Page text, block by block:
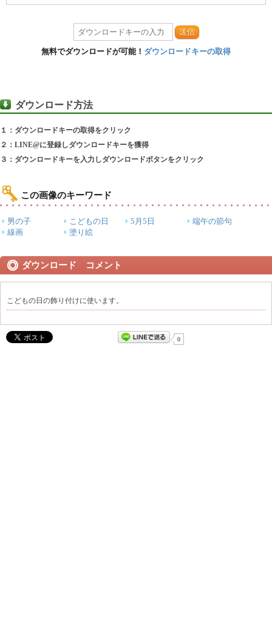
送信
無料でダウンロードが可能！ ダウンロードキーの取得
ダウンロード方法
１：ダウンロードキーの取得をクリック
２：LINE@に登録しダウンロードキーを獲得
３：ダウンロードキーを入力しダウンロードボタンをクリック
この画像のキーワード
男の子 こどもの日 5月5日
端午の節句
線画
塗り絵
ダウンロード コメント
こどもの日の飾り付けに使います。
0